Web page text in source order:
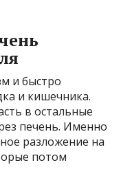
и быстро
и кишечника.
в остальные
печень. Именно
разложение на
потом